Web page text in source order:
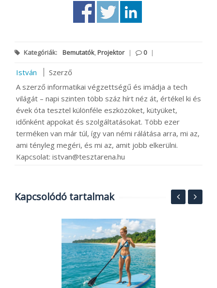
Kategóriák: Bemutatók,Projektor | 0 |
István
Szerző
A szerző informatikai végzettségű és imádja a tech
világát – napi szinten több száz hírt néz át, értékel ki és
évek óta tesztel különféle eszközöket, kütyüket,
időnként appokat és szolgáltatásokat. Több ezer
terméken van már túl, így van némi rálátása arra, mi az,
ami tényleg megéri, és mi az, amit jobb elkerülni.
Kapcsolat: istvan@tesztarena.hu
Kapcsolódó tartalmak